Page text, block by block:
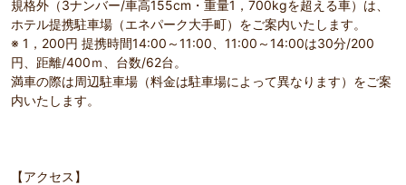
規格外（3ナンバー/車高155cm・重量1，700kgを超える車）は、
ホテル提携駐車場（エネパーク大手町）をご案内いたします。
※ 1，200円 提携時間14:00～11:00、11:00～14:00は30分/200
円、距離/400ｍ、台数/62台。
満車の際は周辺駐車場（料金は駐車場によって異なります）をご案
内いたします。
【アクセス】